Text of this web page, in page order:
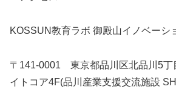
KOSSUN教育ラボ 御殿山イノベーシ
〒141-0001 東京都品川区北品川5丁
イトコア4F(品川産業支援交流施設